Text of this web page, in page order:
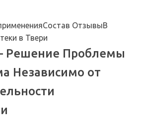
Состав ОтзывыВ
в Твери
Решение Проблемы
Независимо от